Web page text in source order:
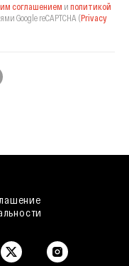
соглашением и политикой
Google reCAPTCHA (Privacy